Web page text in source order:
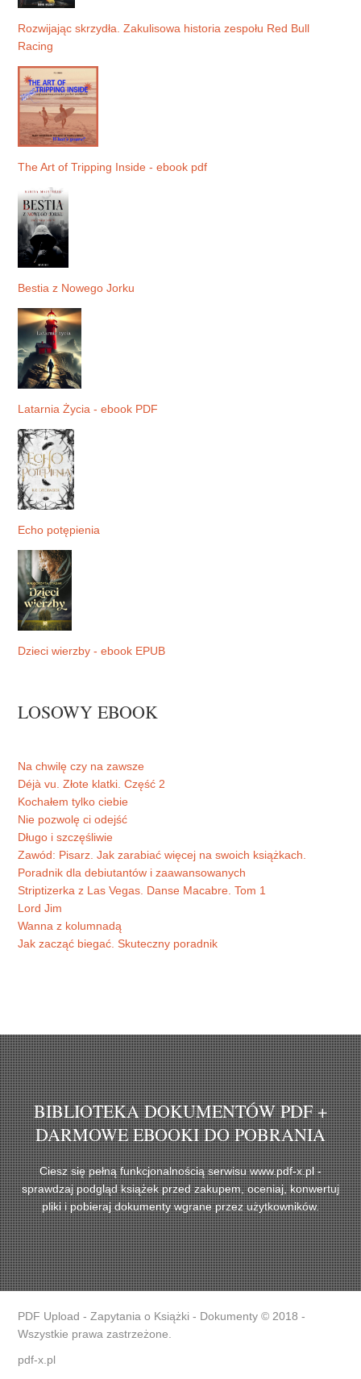
Rozwijając skrzydła. Zakulisowa historia zespołu Red Bull
Racing
The Art of Tripping Inside - ebook pdf
Bestia z Nowego Jorku
Latarnia Życia - ebook PDF
Echo potępienia
Dzieci wierzby - ebook EPUB
LOSOWY EBOOK
Na chwilę czy na zawsze
Déjà vu. Złote klatki. Część 2
Kochałem tylko ciebie
Nie pozwolę ci odejść
Długo i szczęśliwie
Zawód: Pisarz. Jak zarabiać więcej na swoich książkach.
Poradnik dla debiutantów i zaawansowanych
Striptizerka z Las Vegas. Danse Macabre. Tom 1
Lord Jim
Wanna z kolumnadą
Jak zacząć biegać. Skuteczny poradnik
BIBLIOTEKA DOKUMENTÓW PDF +
DARMOWE EBOOKI DO POBRANIA
Ciesz się pełną funkcjonalnością serwisu www.pdf-x.pl -
sprawdzaj podgląd książek przed zakupem, oceniaj, konwertuj
pliki i pobieraj dokumenty wgrane przez użytkowników.
PDF Upload - Zapytania o Książki - Dokumenty © 2018 -
Wszystkie prawa zastrzeżone.
pdf-x.pl